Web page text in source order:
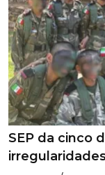
SEP da cinco